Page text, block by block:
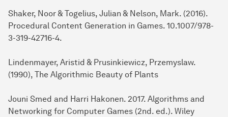
Shaker, Noor & Togelius, Julian & Nelson, Mark. (2016).
Procedural Content Generation in Games. 10.1007/978-
3-319-42716-4.
Lindenmayer, Aristid & Prusinkiewicz, Przemyslaw.
(1990), The Algorithmic Beauty of Plants
Jouni Smed and Harri Hakonen. 2017. Algorithms and
Networking for Computer Games (2nd. ed.). Wiley